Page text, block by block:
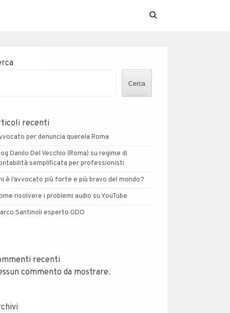
Cerca
recenti
per denuncia querela Roma
Danilo Del Vecchio (Roma) su regime di
semplificata per professionisti
è l’avvocato più forte e più bravo del mondo?
risolvere i problemi audio su YouTube
Santinoli esperto GDO
recenti
commento da mostrare.